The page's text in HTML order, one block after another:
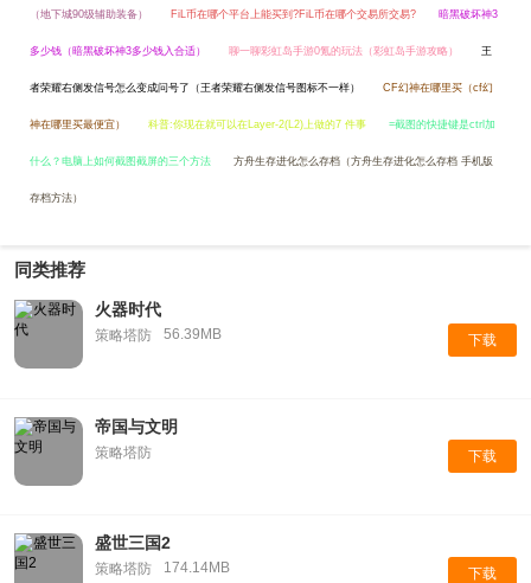
（地下城90级辅助装备） FiL币在哪个平台上能买到?FiL币在哪个交易所交易? 暗黑破坏神3
多少钱（暗黑破坏神3多少钱入合适） 聊一聊彩虹岛手游0氪的玩法（彩虹岛手游攻略） 王
者荣耀右侧发信号怎么变成问号了（王者荣耀右侧发信号图标不一样） CF幻神在哪里买（cf幻
神在哪里买最便宜） 科普:你现在就可以在Layer-2(L2)上做的7 件事 =截图的快捷键是ctrl加
什么？电脑上如何截图截屏的三个方法 方舟生存进化怎么存档（方舟生存进化怎么存档 手机版
存档方法）
同类推荐
火器时代
策略塔防 56.39MB 下载
帝国与文明
策略塔防 下载
盛世三国2
策略塔防 174.14MB 下载